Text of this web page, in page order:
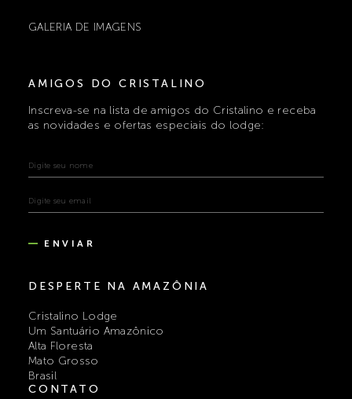
GALERIA DE IMAGENS
AMIGOS DO CRISTALINO
Inscreva-se na lista de amigos do Cristalino e receba
as novidades e ofertas especiais do lodge:
ENVIAR
DESPERTE NA AMAZÔNIA
Cristalino Lodge
Um Santuário Amazônico
Alta Floresta
Mato Grosso
Brasil
CONTATO